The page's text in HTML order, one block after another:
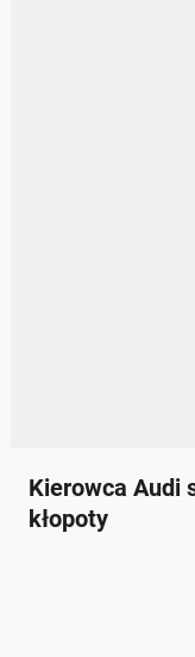
Kierowca Audi
kłopoty